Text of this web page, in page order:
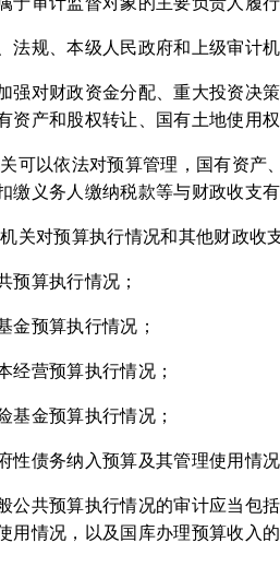
法规、本级人民政府和上级审计
强对财政资金分配、重大投资决
资产和股权转让、国有土地使用
可以依法对预算管理，国有资产
缴义务人缴纳税款等与财政收支
关对预算执行情况和其他财政收
预算执行情况；
金预算执行情况；
经营预算执行情况；
基金预算执行情况；
性债务纳入预算及其管理使用情况
公共预算执行情况的审计应当包
用情况，以及国库办理预算收入